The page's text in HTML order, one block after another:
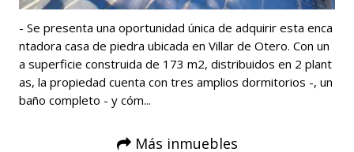
- Se presenta una oportunidad única de adquirir esta enca
ntadora casa de piedra ubicada en Villar de Otero. Con un
a superficie construida de 173 m2, distribuidos en 2 plant
as, la propiedad cuenta con tres amplios dormitorios -️, un
baño completo - y cóm...
Más inmuebles